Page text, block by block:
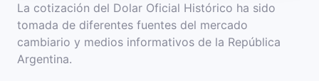
La cotización del Dolar Oficial Histórico ha sido
tomada de diferentes fuentes del mercado
cambiario y medios informativos de la República
Argentina.